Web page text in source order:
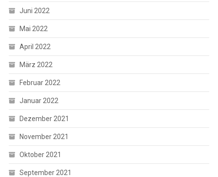
Juni 2022
Mai 2022
April 2022
März 2022
Februar 2022
Januar 2022
Dezember 2021
November 2021
Oktober 2021
September 2021